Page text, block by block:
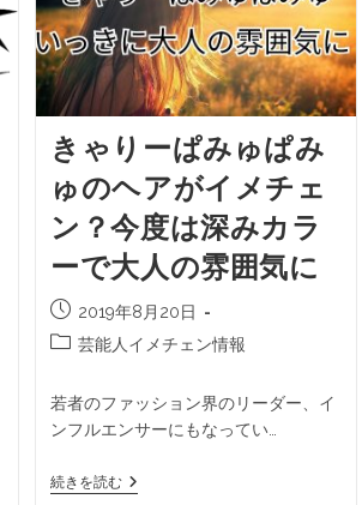
きゃりーぱみゅぱみ
ゅのヘアがイメチェ
ン？今度は深みカラ
ーで大人の雰囲気に
2019年8月20日
芸能人イメチェン情報
若者のファッション界のリーダー、イ
ンフルエンサーにもなってい…
続きを読む